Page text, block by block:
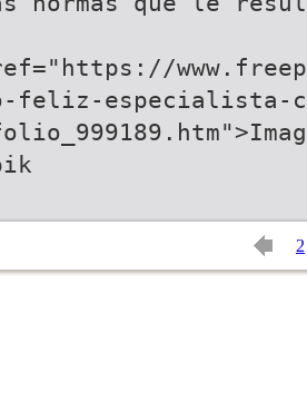
feliz-especialista-
2